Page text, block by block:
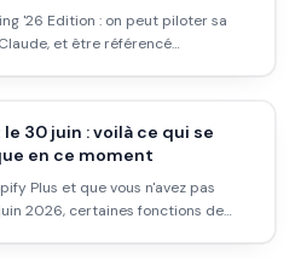
'26 Edition : on peut piloter sa
et être référencé
30 juin : voilà ce qui se
en ce moment
Plus et que vous n'avez pas
2026, certaines fonctions de